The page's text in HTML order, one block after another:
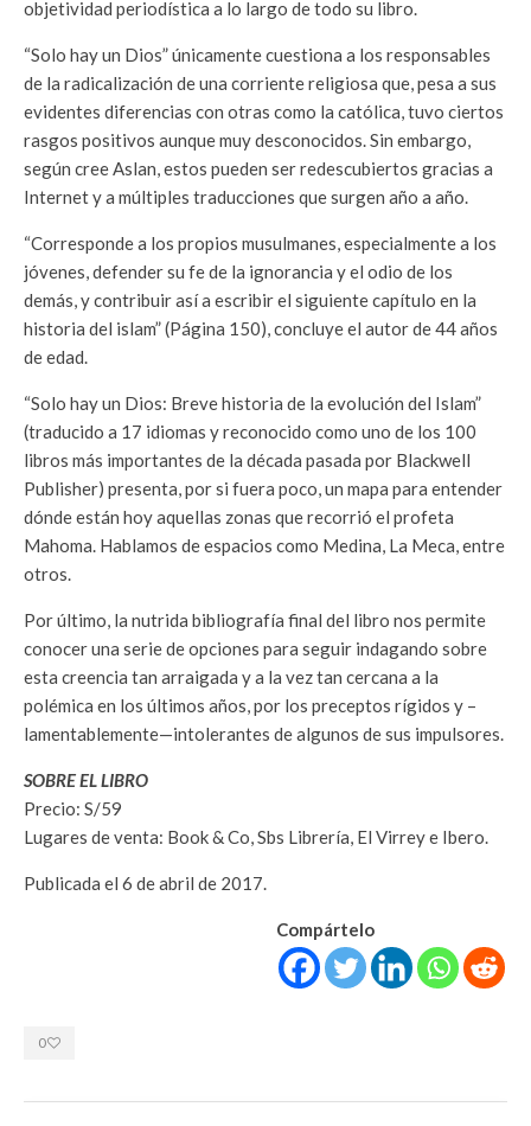
objetividad periodística a lo largo de todo su libro.
“Solo hay un Dios” únicamente cuestiona a los responsables
de la radicalización de una corriente religiosa que, pesa a sus
evidentes diferencias con otras como la católica, tuvo ciertos
rasgos positivos aunque muy desconocidos. Sin embargo,
según cree Aslan, estos pueden ser redescubiertos gracias a
Internet y a múltiples traducciones que surgen año a año.
“Corresponde a los propios musulmanes, especialmente a los
jóvenes, defender su fe de la ignorancia y el odio de los
demás, y contribuir así a escribir el siguiente capítulo en la
historia del islam” (Página 150), concluye el autor de 44 años
de edad.
“Solo hay un Dios: Breve historia de la evolución del Islam”
(traducido a 17 idiomas y reconocido como uno de los 100
libros más importantes de la década pasada por Blackwell
Publisher) presenta, por si fuera poco, un mapa para entender
dónde están hoy aquellas zonas que recorrió el profeta
Mahoma. Hablamos de espacios como Medina, La Meca, entre
otros.
Por último, la nutrida bibliografía final del libro nos permite
conocer una serie de opciones para seguir indagando sobre
esta creencia tan arraigada y a la vez tan cercana a la
polémica en los últimos años, por los preceptos rígidos y –
lamentablemente—intolerantes de algunos de sus impulsores.
SOBRE EL LIBRO
Precio: S/59
Lugares de venta: Book & Co, Sbs Librería, El Virrey e Ibero.
Publicada el 6 de abril de 2017.
Compártelo
0